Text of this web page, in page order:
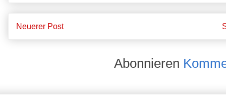
Neuerer Post
Abonnieren